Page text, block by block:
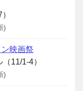
)
映画祭
11/1-4）
)